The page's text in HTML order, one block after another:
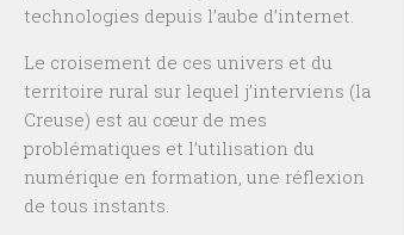
technologies depuis l’aube d’internet.
Le croisement de ces univers et du
territoire rural sur lequel j’interviens (la
Creuse) est au cœur de mes
problématiques et l’utilisation du
numérique en formation, une réflexion
de tous instants.